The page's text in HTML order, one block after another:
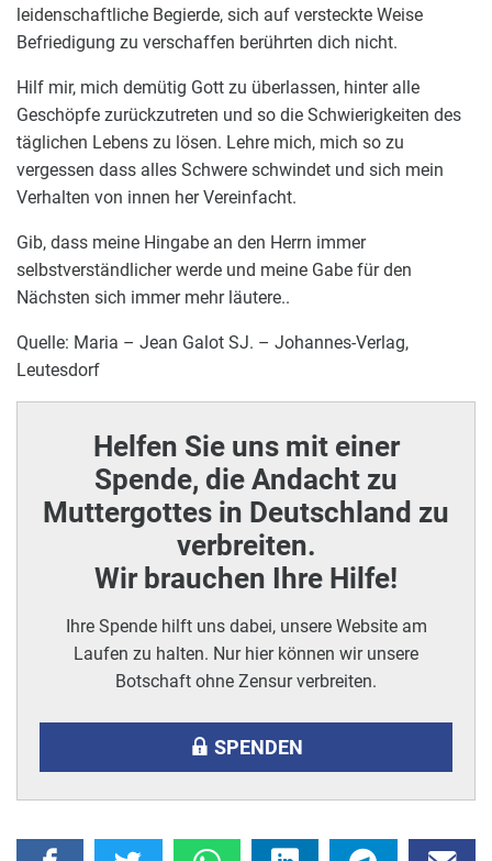
leidenschaftliche Begierde, sich auf versteckte Weise
Befriedigung zu verschaffen berührten dich nicht.
Hilf mir, mich demütig Gott zu überlassen, hinter alle
Geschöpfe zurückzutreten und so die Schwierigkeiten des
täglichen Lebens zu lösen. Lehre mich, mich so zu
vergessen dass alles Schwere schwindet und sich mein
Verhalten von innen her Vereinfacht.
Gib, dass meine Hingabe an den Herrn immer
selbstverständlicher werde und meine Gabe für den
Nächsten sich immer mehr läutere..
Quelle: Maria – Jean Galot SJ. – Johannes-Verlag,
Leutesdorf
Helfen Sie uns mit einer
Spende, die Andacht zu
Muttergottes in Deutschland zu
verbreiten.
Wir brauchen Ihre Hilfe!
Ihre Spende hilft uns dabei, unsere Website am
Laufen zu halten. Nur hier können wir unsere
Botschaft ohne Zensur verbreiten.
SPENDEN